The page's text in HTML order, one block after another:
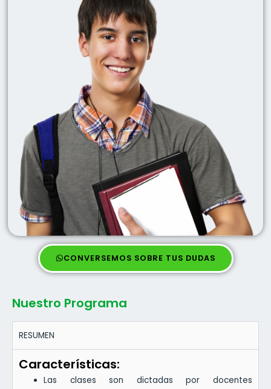
CONVERSEMOS SOBRE TUS DUDAS
Nuestro Programa
RESUMEN
Características:
Las clases son dictadas por docentes